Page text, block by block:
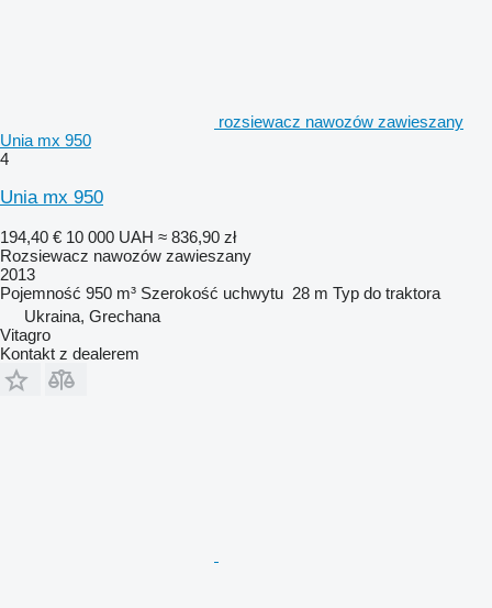
rozsiewacz nawozów zawieszany
Unia mx 950
4
Unia mx 950
194,40 € 10 000 UAH ≈ 836,90 zł
Rozsiewacz nawozów zawieszany
2013
Pojemność 950 m³ Szerokość uchwytu 28 m Typ do traktora
Ukraina, Grechana
Vitagro
Kontakt z dealerem